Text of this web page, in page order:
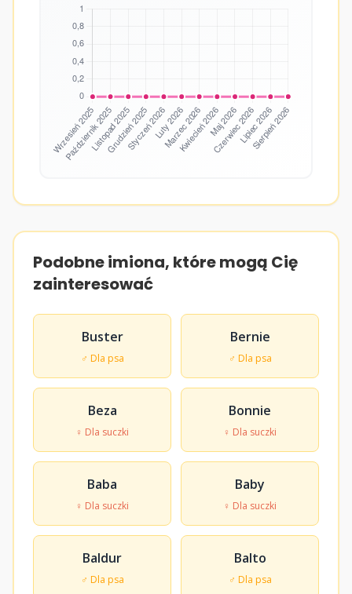
Podobne imiona, które mogą Cię
zainteresować
Buster
♂ Dla psa
Bernie
♂ Dla psa
Beza
♀ Dla suczki
Bonnie
♀ Dla suczki
Baba
♀ Dla suczki
Baby
♀ Dla suczki
Baldur
♂ Dla psa
Balto
♂ Dla psa